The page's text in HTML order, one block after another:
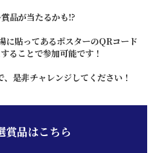
品が当たるかも!?
に貼ってあるポスターのQRコード
ることで参加可能です！
是非チャレンジしてください！
賞品はこちら